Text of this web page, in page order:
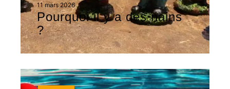
11 mars 2026
Pourquoi il y a des nains
?